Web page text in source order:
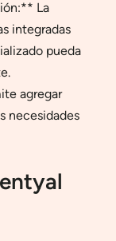
La
integradas
pueda
agregar
necesidades